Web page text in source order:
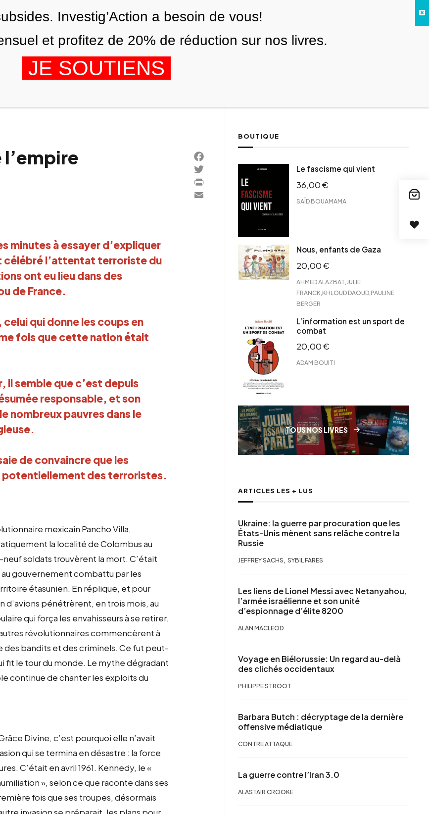
NOUS AGENDA
minutes à essayer d’expliquer
célébré l’attentat terroriste du
ont eu lieu dans des
de France.
qui donne les coups en
fois que cette nation était
il semble que c’est depuis
responsable, et son
nombreux pauvres dans le
de convaincre que les
potentiellement des terroristes.
mexicain Pancho Villa,
la localité de Colombus au
soldats trouvèrent la mort. C’était
gouvernement combattu par les
étasunien. En réplique, et pour
d’avions pénétrèrent, en trois mois, au
qui força les envahisseurs à se retirer.
révolutionnaires commencèrent à
des bandits et des criminels. Ce fut peut-
fit le tour du monde. Le mythe dégradant
continue de chanter les exploits du
Divine, c’est pourquoi elle n’avait
qui se termina en désastre : la force
C’était en avril 1961. Kennedy, le «
», selon ce que raconte dans ses
fois que ses troupes, désormais
Facebook
Twitter
PrintFriendly
Email
BOUTIQUE
Le fascisme qui vient
36,00€
SAÏD BOUAMAMA
Nous, enfants de Gaza
20,00€
AHMED ALAZBAT JULIE
FRANCK KHLOUD DAOUD PAULINE
BERGER
L’information est un sport de
combat
20,00€
ADAM BOUITI
TOUS NOS LIVRES
ARTICLES LES + LUS
Ukraine: la guerre par procuration que les
États-Unis mènent sans relâche contre la
Russie
JEFFREY SACHS , SYBIL FARES
Les liens de Lionel Messi avec Netanyahou,
l’armée israélienne et son unité
d’espionnage d’élite 8200
ALAN MACLEOD
Voyage en Biélorussie: Un regard au-delà
des clichés occidentaux
PHILIPPE STROOT
Barbara Butch : décryptage de la dernière
offensive médiatique
CONTRE ATTAQUE
La guerre contre l’Iran 3.0
ALASTAIR CROOKE
Investig’Action a besoin de vous!
et profitez de 20% de réduction sur nos livres.
JE SOUTIENS